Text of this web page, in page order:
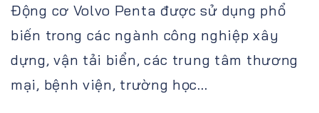
Động cơ Volvo Penta được sử dụng phổ
biến trong các ngành công nghiệp xây
dựng, vận tải biển, các trung tâm thương
mại, bệnh viện, trường học...